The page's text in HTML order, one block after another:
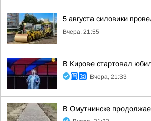
5 августа силовики
Вчера, 21:55
В Кирове стартовал
Вчера, 21:33
В Омутнинске